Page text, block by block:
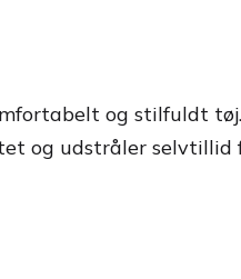
og stilfuldt
og udstråler